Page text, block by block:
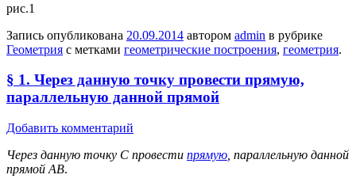
рис.1
Запись опубликована 20.09.2014 автором admin в рубрике
Геометрия с метками геометрические построения, геометрия.
§ 1. Через данную точку провести прямую,
параллельную данной прямой
Добавить комментарий
Через данную точку С провести прямую , параллельную данной
прямой АВ.